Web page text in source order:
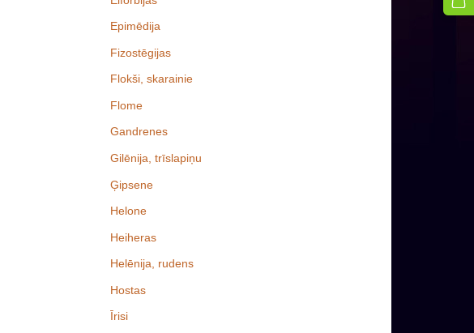
Epimēdija
Fizostēgijas
Flokši, skarainie
Flome
Gandrenes
Gilēnija, trīslapiņu
Ģipsene
Helone
Heiheras
Helēnija, rudens
Hostas
Īrisi